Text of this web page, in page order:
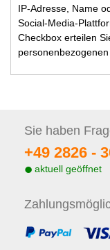
IP-Adresse, Name
Social-Media-
Checkbox erteilen
personenbezogenen
Sie haben
+49 2826 -
aktuell geöffnet
Zahlungs